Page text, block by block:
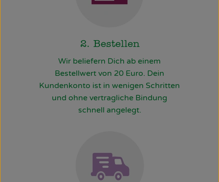
2. Bestellen
Wir beliefern Dich ab einem
Bestellwert von 20 Euro. Dein
Kundenkonto ist in wenigen Schritten
und ohne vertragliche Bindung
schnell angelegt.